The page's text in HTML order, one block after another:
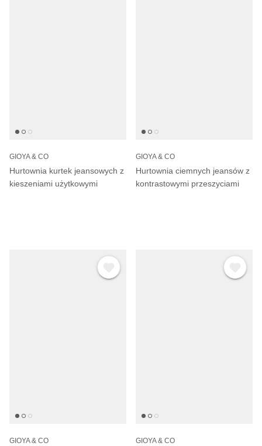
GIOYA & CO
Hurtownia kurtek jeansowych z
kieszeniami użytkowymi
GIOYA & CO
Hurtownia ciemnych jeansów z
kontrastowymi przeszyciami
GIOYA & CO GIOYA & CO